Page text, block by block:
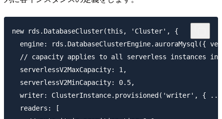
new rds.DatabaseCluster(this, 'Cluster', {
engine: rds.DatabaseClusterEngine.auroraMysql({
// capacity applies to all serverless instances in
  serverlessV2MaxCapacity: 1,
  serverlessV2MinCapacity: 0.5,
writer: ClusterInstance.provisioned('writer', {
  readers: [